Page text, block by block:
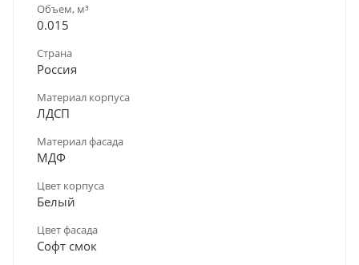
Объем, м³
0.015
Страна
Россия
Материал корпуса
ЛДСП
Материал фасада
МДФ
Цвет корпуса
Белый
Цвет фасада
Софт смок